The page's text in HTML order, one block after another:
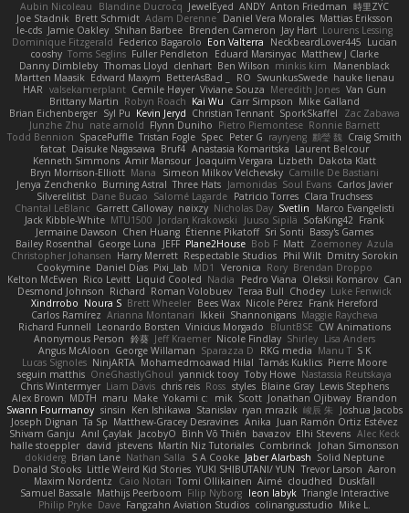
Aubin Nicoleau
Blandine Ducrocq JewelEyed ANDY Anton Friedman 時里ZYC
Joe Stadnik Brett Schmidt Adam Derenne Daniel Vera Morales Mattias Eriksson
le-cds Jamie Oakley Shihan Barbee Brenden Cameron Jay Hart Lourens Lessing
Dominique Fitzgerald Federico Bagarolo Eon Valterra NeckbeardLover445 Lucian
cooshy Toms Seglins Fuller Pendleton Eduard Marsinyac Matthew J Clarke
Danny Dimbleby Thomas Lloyd clenhart Ben Wilson minkis kim
Manenblack
Martten Maasik Edward Maxym BetterAsBad _ RO SwunkusSwede hauke lienau
HAR valsekamerplant Cemile Høyer Viviane Souza Meredith Jones Van Gun
Brittany Martin Robyn Roach Kai Wu Carr Simpson Mike Galland
Brian Eichenberger Syl Pu Kevin Jeryd Christian Tennant SporkSkaffel
Zac Zabawa
Junzhe Zhu nate arnold Flynn Duniho Pietro Piemontese Ronnie Barnett
Todd Bennion SpacePuffle Tristan Fogle Spec Peter G rayryeng 鸝瑩 魏 Craig Smith
fatcat Daisuke Nagasawa Bruf4 Anastasia Komaritska Laurent Belcour
Kenneth Simmons Amir Mansour Joaquim Vergara Lizbeth Dakota Klatt
Bryn Morrison-Elliott Mana Simeon Milkov Velchevsky Camille De Bastiani
Jenya Zenchenko Burning Astral Three Hats Jamonidas Soul Evans Carlos Javier
Silverelitist Dane Bucao Salomé Lagarde Patricio Torres Clara Truchsess
Chantal LeBlanc Garrett Calloway nøixzy Nicholas Day Svetlin
Marco Evangelisti
Jack Kibble-White MTU1500 Jordan Krakowski Juuso Sipilä SofaKing42 Frank
Jermaine Dawson Chen Huang Étienne Pikatoff Sri Sonti Bassy's Games
Bailey Rosenthal George Luna JEFF Plane2House Bob F Matt Zoemoney Azula
Christopher Johansen Harry Merrett Respectable Studios Phil Wilt Dmitry Sorokin
Cookymine Daniel Dias Pixi_lab MD1 Veronica Rory Brendan Droppo
Kelton McEwen Rico Levitt Liquid Cooled Nadia Pedro Viana Oleksii Komarov Can
Desmond Johnson Richard Roman Volobuev Teraa Bull Chodey Luke Fenwick
Xindrrobo Noura S Brett Wheeler Bees Wax Nicole Pérez Frank Hereford
Carlos Ramírez Arianna Montanari Ikkeii Shannonigans Maggie Raycheva
Richard Funnell Leonardo Borsten Vinicius Morgado BluntBSE CW Animations
Anonymous Person 鈴葵 Jeff Kraemer Nicole Findlay Shirley Lisa Anders
Angus McAloon George Willaman Sparazza D RKG media Manu T S K
Lucas Signoles NinjARTA Mohamedmoawad Hilal Tamás Kuklics Pierre Moore
seguin matthis OneGhastlyGhoul yannick tooy Toby Howe Nastassia Reutskaya
Chris Wintermyer Liam Davis chris reis Ross styles Blaine Gray Lewis Stephens
Alex Brown MDTH maru Make Yokami c: mik Scott Jonathan Ojibway Brandon
Swann Fourmanoy sinsin Ken Ishikawa Stanislav ryan mrazik 峻辰 朱
Joshua Jacobs
Joseph Dignan Ta Sp Matthew-Gracey Desravines Anika Juan Ramón Ortiz Estévez
Shivam Ganju Anıl Çaylak JacobyO Bình Võ Thiên bavazov Elhi Stevens Alec Keck
halle stoeppler david jstevens Martín Niz Tutoriales Combrinck Johan Simonsson
dokiderg Brian Lane Nathan Salla S A Cooke Jaber Alarbash Solid Neptune
Donald Stooks Little Weird Kid Stories YUKI SHIBUTANI/ YUN Trevor Larson Aaron
Maxim Nordentz
Caio Notari Tomi Ollikainen Aimé cloudhed
Duskfall
Samuel Bassale Mathijs Peerboom Filip Nyborg leon labyk Triangle Interactive
Philip Pryke Dave Fangzahn Aviation Studios colinangusstudio Mike L.